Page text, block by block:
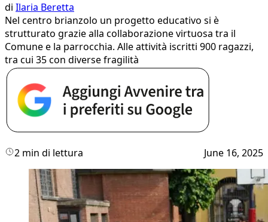
di Ilaria Beretta
Nel centro brianzolo un progetto educativo si è
strutturato grazie alla collaborazione virtuosa tra il
Comune e la parrocchia. Alle attività iscritti 900 ragazzi,
tra cui 35 con diverse fragilità
2 min di lettura June 16, 2025